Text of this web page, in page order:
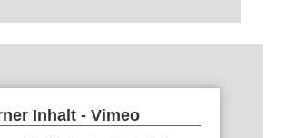
Inhalt - Vimeo